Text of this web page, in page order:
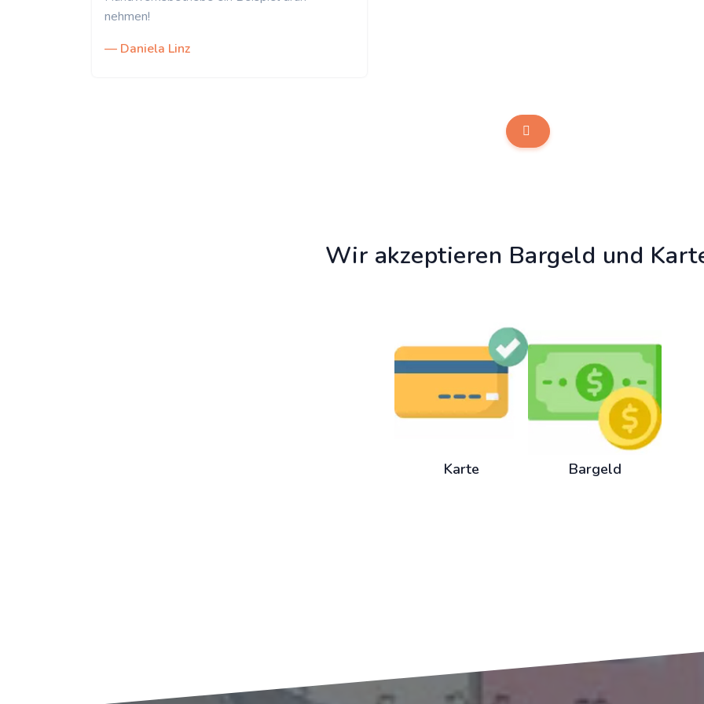
nehmen!
— Daniela Linz
Wir akzeptieren Bargeld und
Karte Bargeld